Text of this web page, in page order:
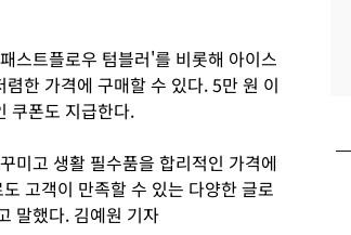
스트플로우 텀블러'를 비롯해 아이스
한 가격에 구매할 수 있다. 5만 원 이
쿠폰도 지급한다.
미고 생활 필수품을 합리적인 가격에
고객이 만족할 수 있는 다양한 글로
말했다. 김예원 기자